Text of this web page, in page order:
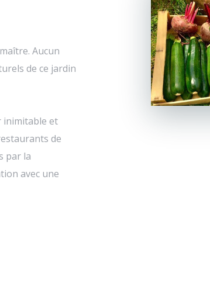
Aucun
de ce jardin
inimitable et
de
par la
avec une